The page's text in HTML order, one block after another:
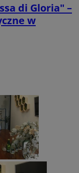
di Gloria" –
w